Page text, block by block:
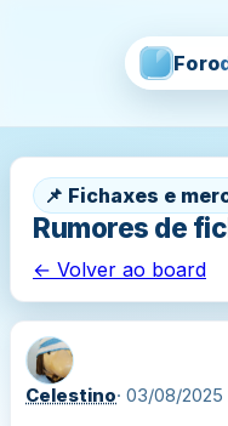
Foro
📌 Fichaxes e
Rumores de
← Volver ao board
Celestino· 03/08/2025